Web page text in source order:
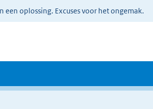
oplossing. Excuses voor het ongemak.